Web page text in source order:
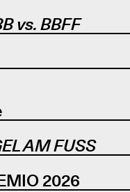
vs. BBFF
AM FUSS
2026